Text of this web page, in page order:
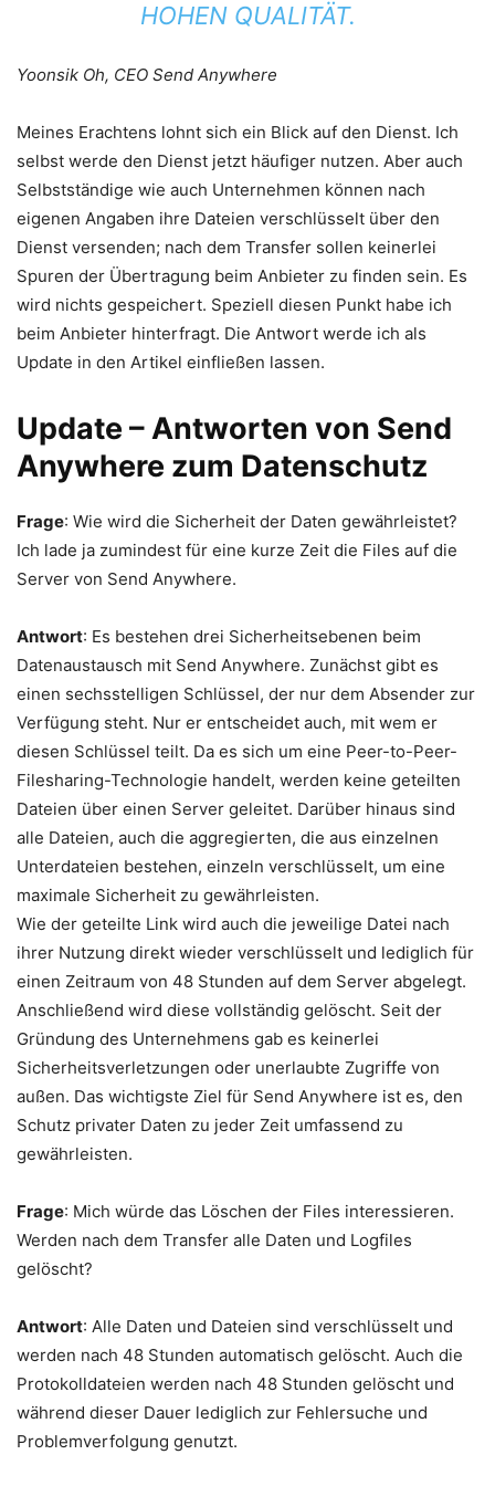
HOHEN QUALITÄT.
Yoonsik Oh, CEO Send Anywhere
Meines Erachtens lohnt sich ein Blick auf den Dienst. Ich
selbst werde den Dienst jetzt häufiger nutzen. Aber auch
Selbstständige wie auch Unternehmen können nach
eigenen Angaben ihre Dateien verschlüsselt über den
Dienst versenden; nach dem Transfer sollen keinerlei
Spuren der Übertragung beim Anbieter zu finden sein. Es
wird nichts gespeichert. Speziell diesen Punkt habe ich
beim Anbieter hinterfragt. Die Antwort werde ich als
Update in den Artikel einfließen lassen.
Update – Antworten von Send
Anywhere zum Datenschutz
Frage: Wie wird die Sicherheit der Daten gewährleistet?
Ich lade ja zumindest für eine kurze Zeit die Files auf die
Server von Send Anywhere.
Antwort: Es bestehen drei Sicherheitsebenen beim
Datenaustausch mit Send Anywhere. Zunächst gibt es
einen sechsstelligen Schlüssel, der nur dem Absender zur
Verfügung steht. Nur er entscheidet auch, mit wem er
diesen Schlüssel teilt. Da es sich um eine Peer-to-Peer-
Filesharing-Technologie handelt, werden keine geteilten
Dateien über einen Server geleitet. Darüber hinaus sind
alle Dateien, auch die aggregierten, die aus einzelnen
Unterdateien bestehen, einzeln verschlüsselt, um eine
maximale Sicherheit zu gewährleisten.
Wie der geteilte Link wird auch die jeweilige Datei nach
ihrer Nutzung direkt wieder verschlüsselt und lediglich für
einen Zeitraum von 48 Stunden auf dem Server abgelegt.
Anschließend wird diese vollständig gelöscht. Seit der
Gründung des Unternehmens gab es keinerlei
Sicherheitsverletzungen oder unerlaubte Zugriffe von
außen. Das wichtigste Ziel für Send Anywhere ist es, den
Schutz privater Daten zu jeder Zeit umfassend zu
gewährleisten.
Frage: Mich würde das Löschen der Files interessieren.
Werden nach dem Transfer alle Daten und Logfiles
gelöscht?
Antwort: Alle Daten und Dateien sind verschlüsselt und
werden nach 48 Stunden automatisch gelöscht. Auch die
Protokolldateien werden nach 48 Stunden gelöscht und
während dieser Dauer lediglich zur Fehlersuche und
Problemverfolgung genutzt.